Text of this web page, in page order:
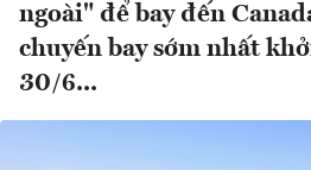
ngoài" để bay đến
chuyến bay sớm nhất
30/6...